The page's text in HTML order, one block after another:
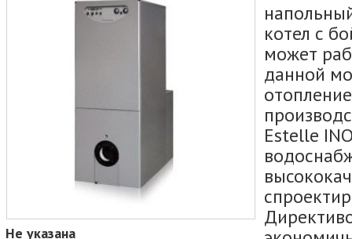
Не указана
котел с
может
данной
Estelle